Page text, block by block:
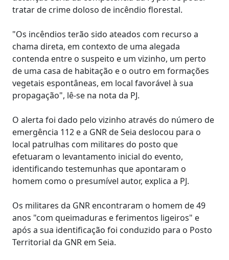
tratar de crime doloso de incêndio florestal.
"Os incêndios terão sido ateados com recurso a
chama direta, em contexto de uma alegada
contenda entre o suspeito e um vizinho, um perto
de uma casa de habitação e o outro em formações
vegetais espontâneas, em local favorável à sua
propagação", lê-se na nota da PJ.
O alerta foi dado pelo vizinho através do número de
emergência 112 e a GNR de Seia deslocou para o
local patrulhas com militares do posto que
efetuaram o levantamento inicial do evento,
identificando testemunhas que apontaram o
homem como o presumível autor, explica a PJ.
Os militares da GNR encontraram o homem de 49
anos "com queimaduras e ferimentos ligeiros" e
após a sua identificação foi conduzido para o Posto
Territorial da GNR em Seia.